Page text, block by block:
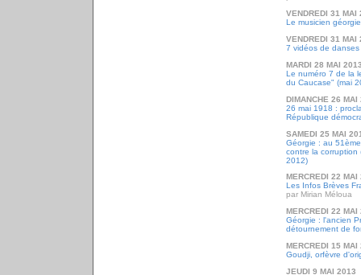
VENDREDI 31 MAI
Le musicien
VENDREDI 31 MAI
7 vidéos de
MARDI 28 MAI
Le numéro 7 de la
du Caucase" (mai
DIMANCHE 26 MAI
26 mai 1918 :
République
SAMEDI 25 MAI
Géorgie : au
contre la corruption
2012)
MERCREDI 22 MAI
Les Infos Brèves
par Mirian Méloua
MERCREDI 22 MAI
Géorgie : l'ancien
détournement de
MERCREDI 15 MAI
Goudji, orfèvre
JEUDI 9 MAI 2013